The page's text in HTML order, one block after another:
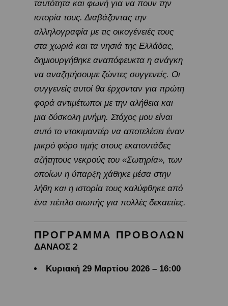
ταυτότητα και φωνή για να πουν την
ιστορία τους. Διαβάζοντας την
αλληλογραφία με τις οικογένειές τους
στα χωριά και τα νησιά της Ελλάδας,
δημιουργήθηκε αναπόφευκτα η ανάγκη
να αναζητήσουμε ζώντες συγγενείς. Οι
συγγενείς αυτοί θα έρχονταν για πρώτη
φορά αντιμέτωποι με την αλήθεια και
μια δύσκολη μνήμη. Στόχος μου είναι
αυτό το ντοκιμαντέρ να αποτελέσει έναν
μικρό φόρο τιμής στους εκατοντάδες
αζήτητους νεκρούς του «Σωτηρία», των
οποίων η ύπαρξη χάθηκε μέσα στην
λήθη και η ιστορία τους καλύφθηκε από
ένα πέπλο σιωπής για πολλές δεκαετίες.
ΠΡΟΓΡΑΜΜΑ ΠΡΟΒΟΛΩΝ
ΔΑΝΑΟΣ 2
Κυριακή 29 Μαρτίου 2026 – 16:00